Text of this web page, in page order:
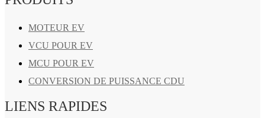
MOTEUR EV
VCU POUR EV
MCU POUR EV
CONVERSION DE PUISSANCE CDU
LIENS RAPIDES